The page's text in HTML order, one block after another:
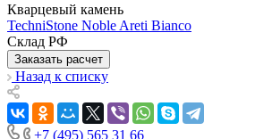
Кварцевый камень
TechniStone Noble Areti Bianco
Склад РФ
Заказать расчет
Назад к списку
+7 (495) 565 31 66